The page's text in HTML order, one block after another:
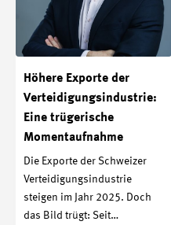
Höhere Exporte der
Verteidigungsindustrie:
Eine trügerische
Momentaufnahme
Die Exporte der Schweizer
Verteidigungsindustrie
steigen im Jahr 2025. Doch
das Bild trügt: Seit…